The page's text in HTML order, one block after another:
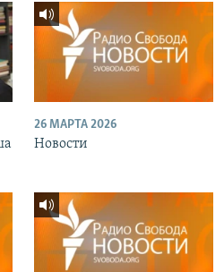
26 МАРТА 2026
Новости